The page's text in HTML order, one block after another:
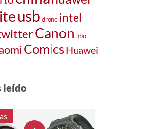
usb drone intel
Canon hbo
ComicsHuawei
leído